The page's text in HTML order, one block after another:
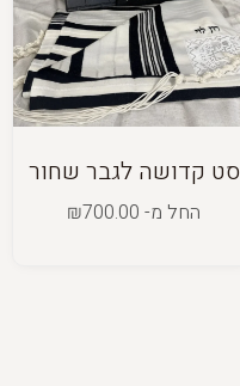
סט קדושה לגבר שחור
החל מ- ₪700.00